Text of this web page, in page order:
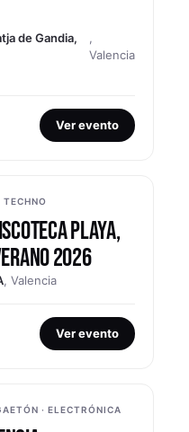
de Gandia,
,
Valencia
Ver evento
TECHNO
PLAYA,
2026
, Valencia
Ver evento
· ELECTRÓNICA